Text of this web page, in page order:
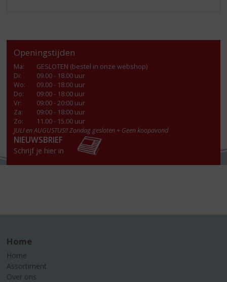
Openingstijden
Ma:
GESLOTEN (bestel in onze webshop)
Di:
09.00 - 18.00 uur
Wo:
09.00 - 18.00 uur
Do:
09:00 - 18:00 uur
Vr:
09:00 - 20:00 uur
Za:
09:00 - 18:00 uur
Zo:
11.00 - 15.00 uur
JULI en AUGUSTUS!! Zondag gesloten + Geen koopavond
NIEUWSBRIEF
Schrijf je hier in
Home
Home
Assortiment
Over ons